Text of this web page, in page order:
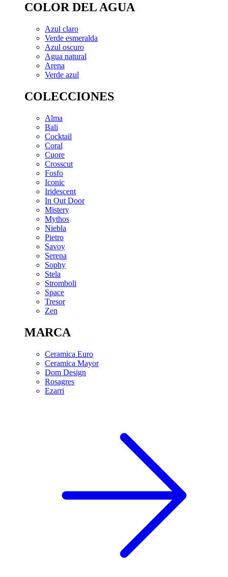
COLOR DEL AGUA
Azul claro
Verde esmeralda
Azul oscuro
Agua natural
Arena
Verde azul
COLECCIONES
Alma
Bali
Cocktail
Coral
Cuore
Crosscut
Fosfo
Iconic
Iridescent
In Out Door
Mistery
Mythos
Niebla
Pietro
Savoy
Serena
Sophy
Stela
Stromboli
Space
Tresor
Zen
MARCA
Ceramica Euro
Ceramica Mayor
Dom Design
Rosagres
Ezarri